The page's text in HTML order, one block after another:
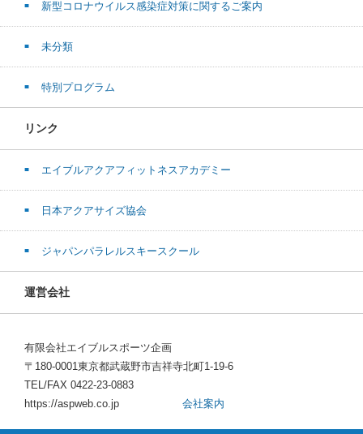
新型コロナウイルス感染症対策に関するご案内
未分類
特別プログラム
リンク
エイブルアクアフィットネスアカデミー
日本アクアサイズ協会
ジャパンパラレルスキースクール
運営会社
有限会社エイブルスポーツ企画
〒180-0001東京都武蔵野市吉祥寺北町1-19-6
TEL/FAX 0422-23-0883
https://aspweb.co.jp 会社案内